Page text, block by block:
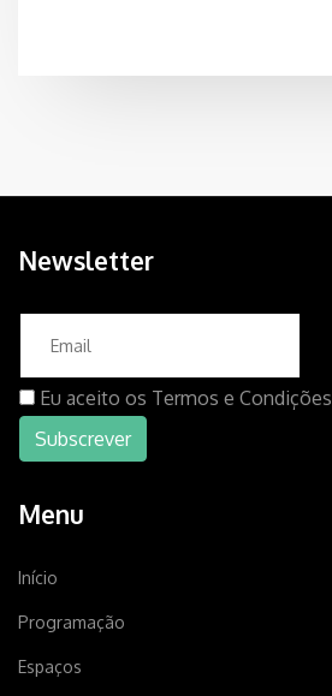
Newsletter
Eu aceito os Termos e Condições
Menu
Início
Programação
Espaços